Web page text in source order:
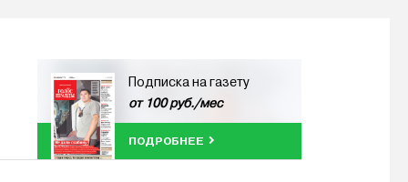
Подписка на газету
от 100 руб./мес
ПОДРОБНЕЕ